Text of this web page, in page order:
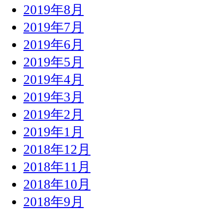
2019年8月
2019年7月
2019年6月
2019年5月
2019年4月
2019年3月
2019年2月
2019年1月
2018年12月
2018年11月
2018年10月
2018年9月